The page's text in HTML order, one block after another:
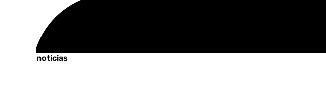
Últimas noticias